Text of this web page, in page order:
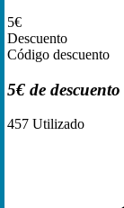
5€
Descuento
Código descuento
5€ de descuento
457 Utilizado